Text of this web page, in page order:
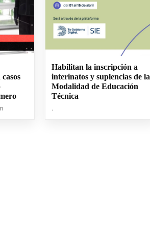
Habilitan la inscripción a
interinatos y suplencias de la
Modalidad de Educación
Técnica
.